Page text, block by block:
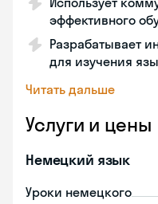
эффективного
Разрабатывает
для изучения
Читать дальше
Услуги и цены
Немецкий язык
Уроки немецкого